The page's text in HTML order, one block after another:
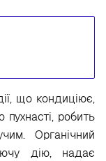
що кондиціює,
робить
Органічний
дію, надає